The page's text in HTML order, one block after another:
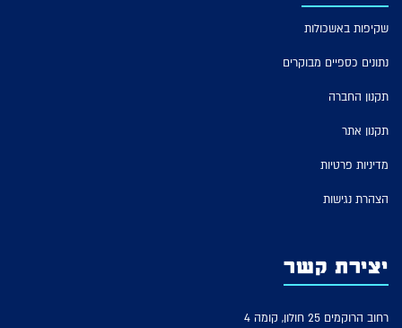
שקיפות באשכולות
נתונים כספיים מבוקרים
תקנון החברה
תקנון אתר
מדיניות פרטיות
הצהרת נגישות
יצירת קשר
רחוב הרוקמים 25 חולון, קומה 4